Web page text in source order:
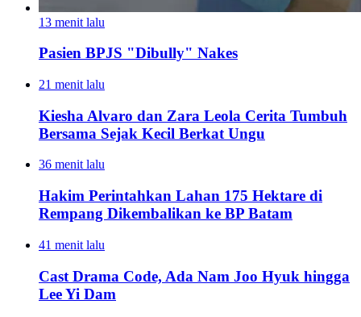
13 menit lalu
Pasien BPJS "Dibully" Nakes
21 menit lalu
Kiesha Alvaro dan Zara Leola Cerita Tumbuh
Bersama Sejak Kecil Berkat Ungu
36 menit lalu
Hakim Perintahkan Lahan 175 Hektare di
Rempang Dikembalikan ke BP Batam
41 menit lalu
Cast Drama Code, Ada Nam Joo Hyuk hingga
Lee Yi Dam